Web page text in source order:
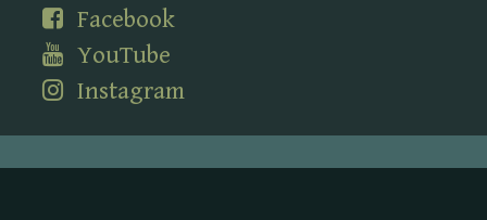
Facebook
YouTube
Instagram